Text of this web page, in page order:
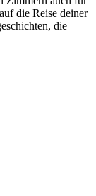
die Reise deiner
die